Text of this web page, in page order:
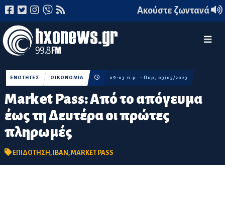
Ακούστε ζωντανά
Market Pass: Aπό το απόγευμα
έως τη Δευτέρα οι πρώτες
πληρωμές
ΕΝΟΤΗΤΕΣ ΟΙΚΟΝΟΜΙΑ 09:03 π.μ. - Παρ, 03/05/2023
ΕΠΙΔΟΤΗΣΗ, IBAN,MARKET PASS